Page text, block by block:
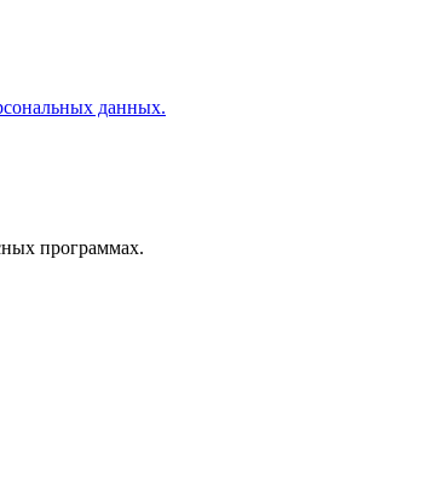
данных.
программах.